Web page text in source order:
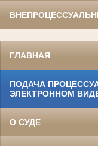
ГЛАВНАЯ
ПОДАЧА
ЭЛЕКТРОННОМ
О СУДЕ